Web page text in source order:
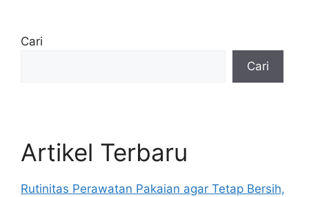
Cari
Cari
Artikel Terbaru
Rutinitas Perawatan Pakaian agar Tetap Bersih,